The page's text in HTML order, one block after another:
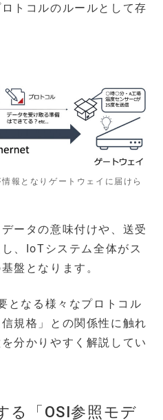
トコルのルールとして存
報となりゲートウェイに届けら
ータの意味付けや、送受
、IoTシステム全体がス
盤となります。
となる様々なプロトコル
規格」との関係性に触れ
分かりやすく解説してい
る「OSI参照モデ